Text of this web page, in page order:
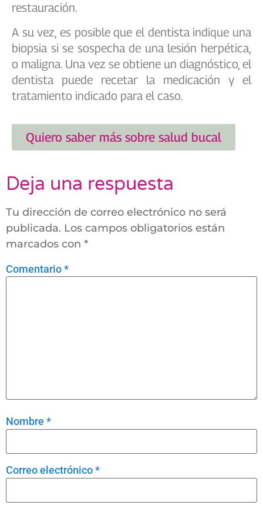
restauración.
A su vez, es posible que el dentista indique una
biopsia si se sospecha de una lesión herpética,
o maligna. Una vez se obtiene un diagnóstico, el
dentista puede recetar la medicación y el
tratamiento indicado para el caso.
Quiero saber más sobre salud bucal
Deja una respuesta
Tu dirección de correo electrónico no será
publicada. Los campos obligatorios están
marcados con *
Comentario*
Nombre *
Correo electrónico*